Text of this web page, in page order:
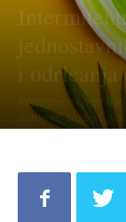
i odricanja
Intermitentni post
primeniš, smanjiš